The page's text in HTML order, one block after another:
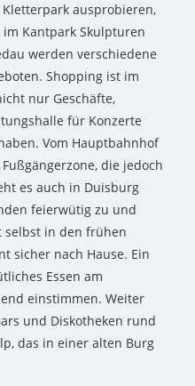
ausprobieren,
Kantpark Skulpturen
werden verschiedene
Shopping ist im
nur Geschäfte,
für Konzerte
Vom Hauptbahnhof
die jedoch
es auch in Duisburg
feierwütig zu und
selbst in den frühen
sicher nach Hause. Ein
Essen am
einstimmen. Weiter
und Diskotheken rund
das in einer alten Burg